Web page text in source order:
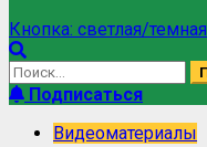
Кнопка: светлая/темная
Подписаться
Видеоматериалы